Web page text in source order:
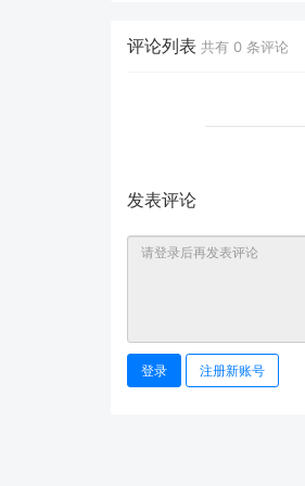
评论列表 共有 0 条评论
发表评论
登录 注册新账号